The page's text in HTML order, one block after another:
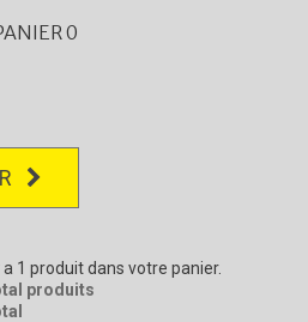
0
a 1 produit dans votre panier.
produits